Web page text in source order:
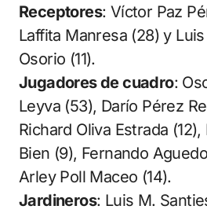
Receptores: Víctor Paz
Laffita Manresa (28) y
Osorio (11).
Jugadores de cuadro:
Leyva (53), Darío Pérez
Richard Oliva Estrada
Bien (9), Fernando
Arley Poll Maceo (14).
Jardineros: Luis M.